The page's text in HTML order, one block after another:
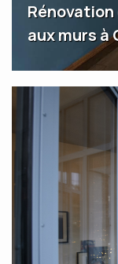
aux murs à